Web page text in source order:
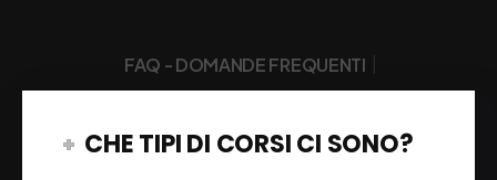
FAQ - DOMANDE FREQUENTI
CHE TIPI DI CORSI CI SONO?